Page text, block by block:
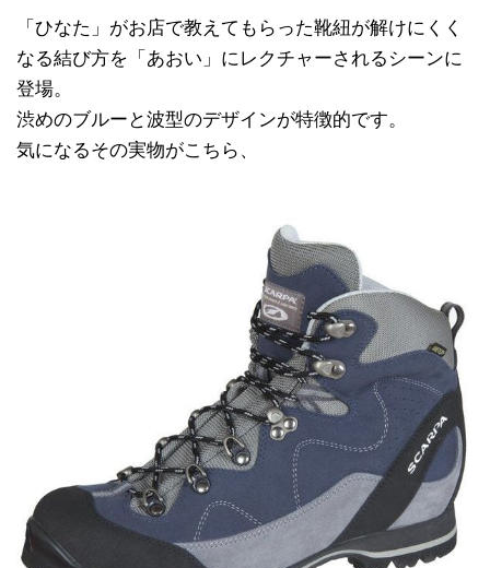
「ひなた」がお店で教えてもらった靴紐が解けにくく
なる結び方を「あおい」にレクチャーされるシーンに
登場。
渋めのブルーと波型のデザインが特徴的です。
気になるその実物がこちら、